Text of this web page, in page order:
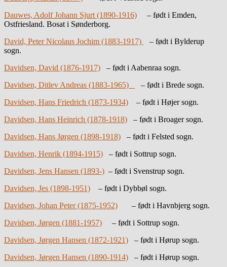
Dauwes, Adolf Johann Sjurt (1890-1916) – født i Emden,
Ostfriesland. Bosat i Sønderborg.
David, Peter Nicolaus Jochim (1883-1917)
– født i Bylderup
sogn.
Davidsen, David (1876-1917) – født i Aabenraa sogn.
Davidsen, Ditlev Andreas (1883-1965)
– født i Brede sogn.
Davidsen, Hans Friedrich (1873-1934) – født i Højer sogn.
Davidsen, Hans Heinrich (1878-1918) – født i Broager sogn.
Davidsen, Hans Jørgen (1898-1918) – født i Felsted sogn.
Davidsen, Henrik (1894-1915) – født i Sottrup sogn.
Davidsen, Jens Hansen (1893-) – født i Svenstrup sogn.
Davidsen, Jes (1898-1951) – født i Dybbøl sogn.
Davidsen, Johan Peter (1875-1952) – født i Havnbjerg sogn.
Davidsen, Jørgen (1881-1957) – født i Sottrup sogn.
Davidsen, Jørgen Hansen (1872-1921) – født i Hørup sogn.
Davidsen, Jørgen Hansen (1890-1914) – født i Hørup sogn.